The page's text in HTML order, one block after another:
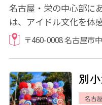
名古屋・栄の中心部に
は、アイドル文化を体
ンメントスポットです
〒460-0008 名古屋市
別
名古